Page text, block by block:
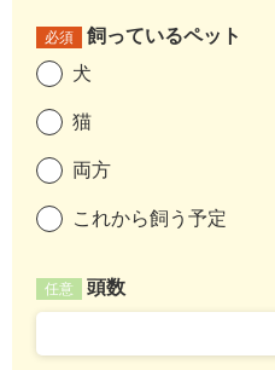
必須
飼っているペット
犬
猫
両方
これから飼う予定
任意 頭数